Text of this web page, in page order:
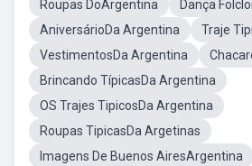
Roupas DoArgentina
Dança
AniversárioDa Argentina
Traje
VestimentosDa Argentina
Brincando TípicasDa Argentina
OS Trajes TipicosDa Argentina
Roupas TipicasDa Argetinas
Imagens De Buenos AiresArgentina